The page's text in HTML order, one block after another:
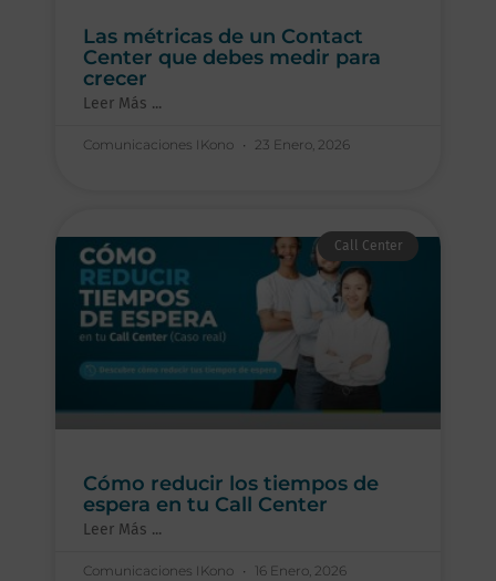
Las métricas de un Contact
Center que debes medir para
crecer
Leer Más ...
Comunicaciones IKono 23 Enero, 2026
Call Center
Cómo reducir los tiempos de
espera en tu Call Center
Leer Más ...
Comunicaciones IKono 16 Enero, 2026